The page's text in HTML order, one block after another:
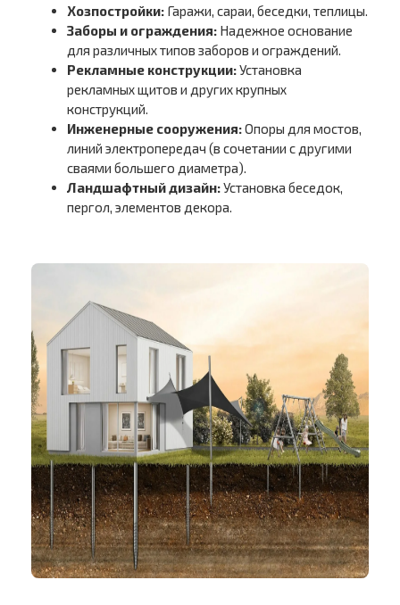
Хозпостройки: Гаражи, сараи, беседки, теплицы.
Заборы и ограждения: Надежное основание
для различных типов заборов и ограждений.
Рекламные конструкции:Установка
рекламных щитов и других крупных
конструкций.
Инженерные сооружения:Опоры для мостов,
линий электропередач (в сочетании с другими
сваями большего диаметра).
Ландшафтный дизайн:Установка беседок,
пергол, элементов декора.